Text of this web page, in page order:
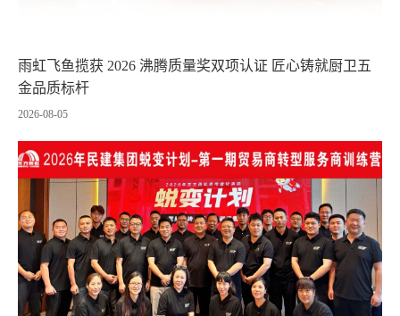
雨虹飞鱼揽获 2026 沸腾质量奖双项认证 匠心铸就厨卫五
金品质标杆
2026-08-05